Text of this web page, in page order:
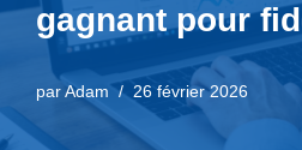
gagnant pour
parAdam 26 février 2026